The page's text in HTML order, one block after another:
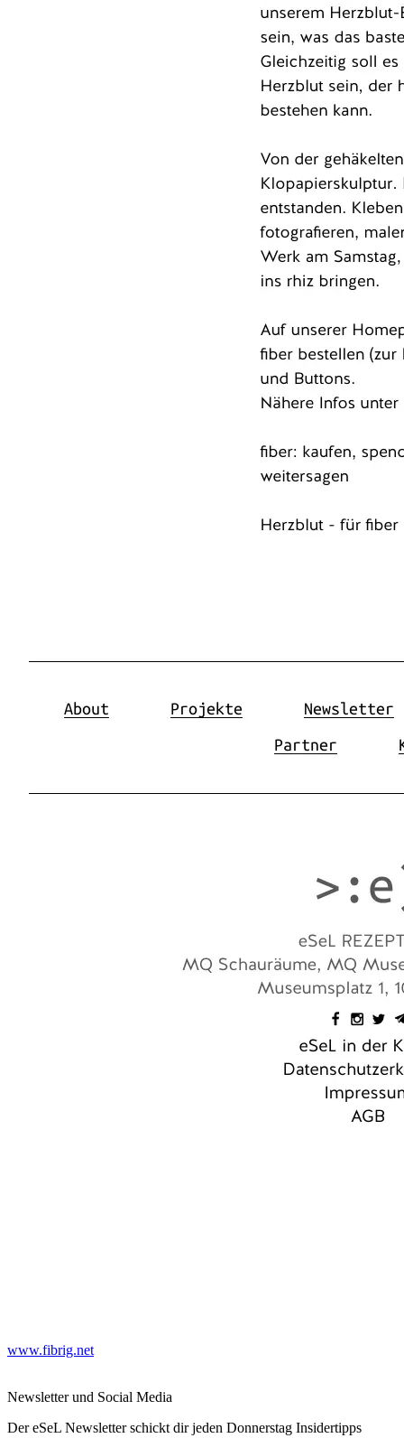
www.fibrig.net
Newsletter und Social Media
Der eSeL Newsletter schickt dir jeden Donnerstag Insidertipps